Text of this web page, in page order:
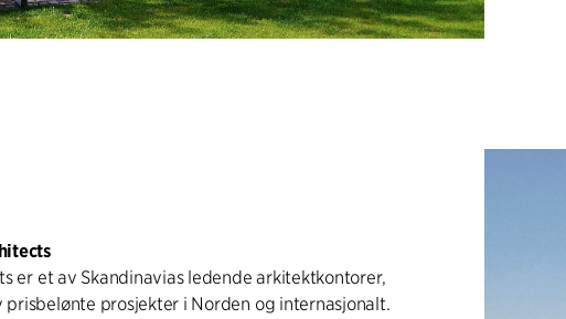
er et av Skandinavias ledende arkitektkontorer,
prisbelønte prosjekter i Norden og internasjonalt.